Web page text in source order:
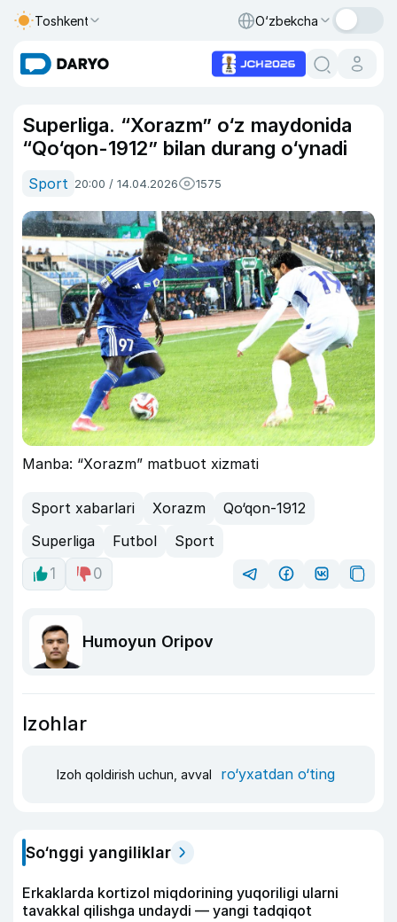
Toshkent O‘zbekcha
Superliga. “Xorazm” o‘z maydonida
“Qo‘qon-1912” bilan durang o‘ynadi
Sport 20:00 / 14.04.2026 1575
Manba: “Xorazm” matbuot xizmati
Sport xabarlari Xorazm
Qo‘qon-1912
Superliga
Futbol
Sport
1
0
Humoyun Oripov
Izohlar
Izoh qoldirish uchun, avval ro‘yxatdan o‘ting
So‘nggi yangiliklar
Erkaklarda kortizol miqdorining yuqoriligi ularni
tavakkal qilishga undaydi — yangi tadqiqot